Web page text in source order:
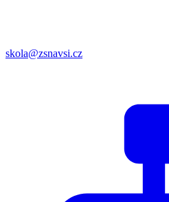
skola@zsnavsi.cz